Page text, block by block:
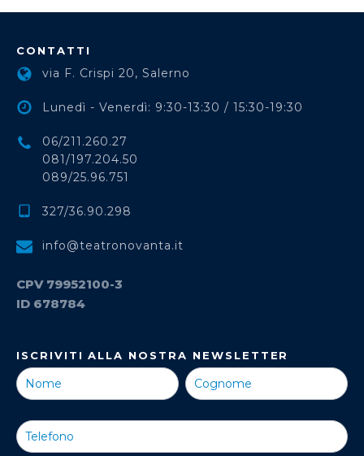
CONTATTI
via F. Crispi 20, Salerno
Lunedì - Venerdì: 9:30-13:30 / 15:30-19:30
06/211.260.27
081/197.204.50
089/25.96.751
327/36.90.298
info@teatronovanta.it
CPV 79952100-3
ID 678784
ISCRIVITI ALLA NOSTRA NEWSLETTER
Iscriviti alla